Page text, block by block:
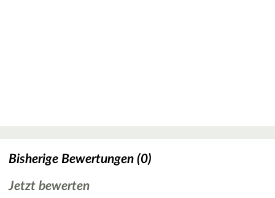
Bisherige Bewertungen (0)
Jetzt bewerten